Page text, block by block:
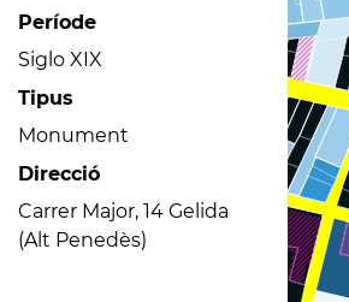
Període
Siglo XIX
Tipus
Monument
Direcció
Carrer Major, 14 Gelida
(Alt Penedès)